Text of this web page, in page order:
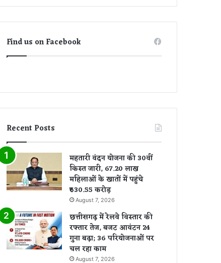
Find us on Facebook
Recent Posts
महतारी वंदन योजना की 30वीं
किस्त जारी, 67.20 लाख
महिलाओं के खातों में पहुंचे
₹630.55 करोड़
August 7, 2026
छत्तीसगढ़ में रेलवे विस्तार की
रफ्तार तेज, बजट आवंटन 24
गुना बढ़ा; 36 परियोजनाओं पर
चल रहा काम
August 7, 2026